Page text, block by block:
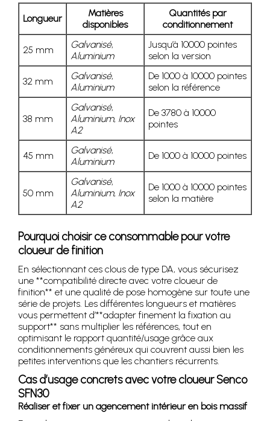
Longueur
Matières
disponibles
Quantités par
conditionnement
25 mm Galvanisé,
Aluminium
Jusqu’à 10000 pointes
selon la version
32 mm Galvanisé,
Aluminium
De 1000 à 10000 pointes
selon la référence
38 mm
Galvanisé,
Aluminium, Inox
A2
De 3780 à 10000
pointes
45 mm Galvanisé,
Aluminium
De 1000 à 10000 pointes
50 mm
Galvanisé,
Aluminium, Inox
A2
De 1000 à 10000 pointes
selon la matière
Pourquoi choisir ce consommable pour votre
cloueur de finition
En sélectionnant ces clous de type DA, vous sécurisez
une **compatibilité directe avec votre cloueur de
finition** et une qualité de pose homogène sur toute une
série de projets. Les différentes longueurs et matières
vous permettent d’**adapter finement la fixation au
support** sans multiplier les références, tout en
optimisant le rapport quantité/usage grâce aux
conditionnements généreux qui couvrent aussi bien les
petites interventions que les chantiers récurrents.
Cas d’usage concrets avec votre cloueur Senco
SFN30
Réaliser et fixer un agencement intérieur en bois massif